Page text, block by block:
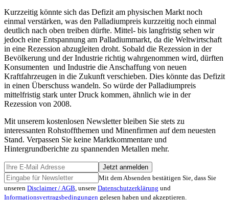
Kurzzeitig könnte sich das Defizit am physischen Markt noch
einmal verstärken, was den Palladiumpreis kurzzeitig noch einmal
deutlich nach oben treiben dürfte. Mittel- bis langfristig sehen wir
jedoch eine Entspannung am Palladiummarkt, da die Weltwirtschaft
in eine Rezession abzugleiten droht. Sobald die Rezession in der
Bevölkerung und der Industrie richtig wahrgenommen wird, dürften
Konsumenten und Industrie die Anschaffung von neuen
Kraftfahrzeugen in die Zukunft verschieben. Dies könnte das Defizit
in einen Überschuss wandeln. So würde der Palladiumpreis
mittelfristig stark unter Druck kommen, ähnlich wie in der
Rezession von 2008.
Mit unserem kostenlosen Newsletter bleiben Sie stets zu
interessanten Rohstoffthemen und Minenfirmen auf dem neuesten
Stand. Verpassen Sie keine Marktkommentare und
Hintergrundberichte zu spannenden Metallen mehr.
Jetzt anmelden
Mit dem Absenden bestätigen Sie, dass Sie
unseren Disclaimer / AGB, unsere Datenschutzerklärung und
Informationsvertragsbedingungen gelesen haben und akzeptieren.